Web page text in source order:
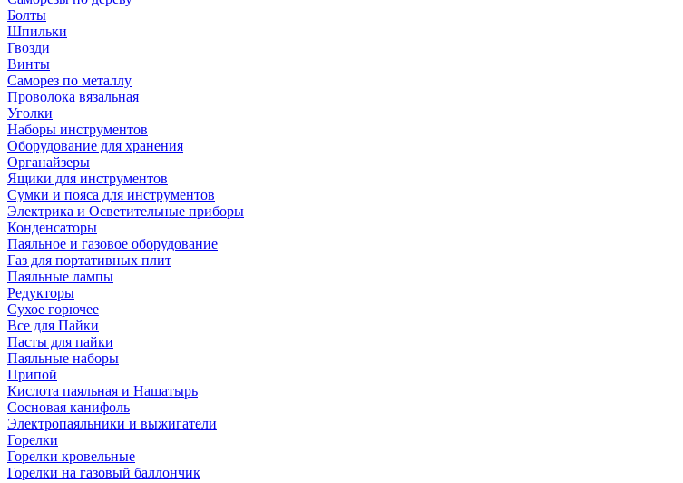
Болты
Шпильки
Гвозди
Винты
Саморез по металлу
Проволока вязальная
Уголки
Наборы инструментов
Оборудование для хранения
Органайзеры
Ящики для инструментов
Сумки и пояса для инструментов
Электрика и Осветительные приборы
Конденсаторы
Паяльное и газовое оборудование
Газ для портативных плит
Паяльные лампы
Редукторы
Сухое горючее
Все для Пайки
Пасты для пайки
Паяльные наборы
Припой
Кислота паяльная и Нашатырь
Сосновая канифоль
Электропаяльники и выжигатели
Горелки
Горелки кровельные
Горелки на газовый баллончик